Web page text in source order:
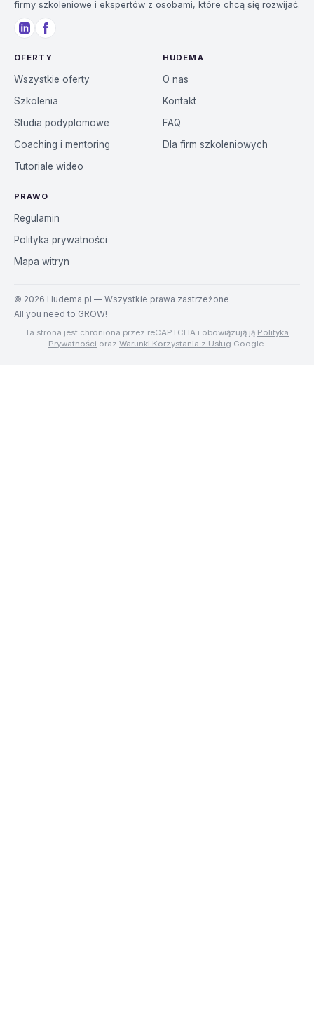
firmy szkoleniowe i ekspertów z osobami, które chcą się rozwijać.
OFERTY
Wszystkie oferty
Szkolenia
Studia podyplomowe
Coaching i mentoring
Tutoriale wideo
HUDEMA
O nas
Kontakt
FAQ
Dla firm szkoleniowych
PRAWO
Regulamin
Polityka prywatności
Mapa witryn
© 2026 Hudema.pl — Wszystkie prawa zastrzeżone
All you need to GROW!
Ta strona jest chroniona przez reCAPTCHA i obowiązują ją Polityka
Prywatności oraz Warunki Korzystania z Usług Google.